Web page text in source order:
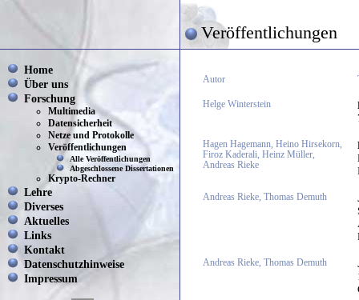
Veröffentlichungen
Home
Über uns
Forschung
Multimedia
Datensicherheit
Netze und Protokolle
Veröffentlichungen
Alle Veröffentlichungen
Abgeschlossene Dissertationen
Krypto-Rechner
Lehre
Diverses
Aktuelles
Links
Kontakt
Datenschutzhinweise
Impressum
Autor
Helge Winterstein
Hagen Hagemann, Heino Hirsekorn,
Firoz Kaderali, Heinz Müller,
Andreas Rieke
Andreas Rieke, Thomas Demuth
Andreas Rieke, Thomas Demuth